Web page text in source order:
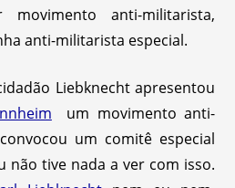
movimento anti-militarista,
anti-militarista especial.
Liebknecht apresentou
um movimento anti-
um comitê especial
não tive nada a ver com isso.